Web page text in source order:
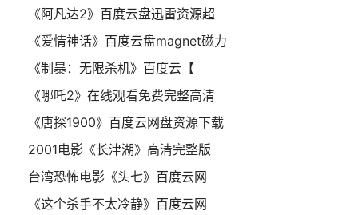
《阿凡达2》百度云盘迅雷资源超
《爱情神话》百度云盘magnet磁力
《制暴：无限杀机》百度云【
《哪吒2》在线观看免费完整高清
《唐探1900》百度云网盘资源下载
2001电影《长津湖》高清完整版
台湾恐怖电影《头七》百度云网
《这个杀手不太冷静》百度云网